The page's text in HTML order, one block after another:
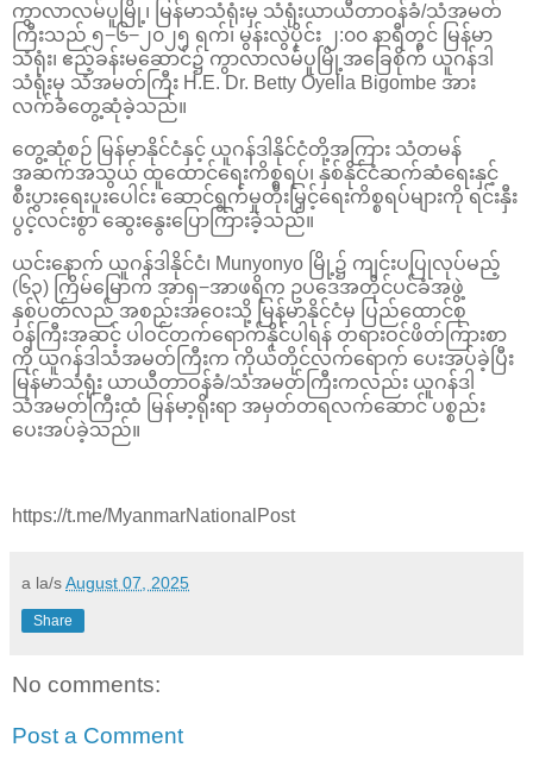
ကွာလာလမ်ပူမြို့၊ မြန်မာသံရုံးမှ သံရုံးယာယီတာဝန်ခံ/သံအမတ်
ကြီးသည် ၅−၆−၂၀၂၅ ရက်၊ မွန်းလွဲပိုင်း ၂:၀၀ နာရီတွင် မြန်မာ
သံရုံး၊ ဧည့်ခန်းမဆောင်၌ ကွာလာလမ်ပူမြို့အခြေစိုက် ယူဂန်ဒါ
သံရုံးမှ သံအမတ်ကြီး H.E. Dr. Betty Oyella Bigombe အား
လက်ခံတွေ့ဆုံခဲ့သည်။
တွေ့ဆုံစဉ် မြန်မာနိုင်ငံနှင့် ယူဂန်ဒါနိုင်ငံတို့အကြား သံတမန်
အဆက်အသွယ် ထူထောင်ရေးကိစ္စရပ်၊ နှစ်နိုင်ငံဆက်ဆံရေးနှင့်
စီးပွားရေးပူးပေါင်း ဆောင်ရွက်မှုတိုးမြှင့်ရေးကိစ္စရပ်များကို ရင်းနှီး
ပွင့်လင်းစွာ ဆွေးနွေးပြောကြားခဲ့သည်။
ယင်းနောက် ယူဂန်ဒါနိုင်ငံ၊ Munyonyo မြို့၌ ကျင်းပပြုလုပ်မည့်
(၆၃) ကြိမ်မြောက် အာရှ−အာဖရိက ဥပဒေအတိုင်ပင်ခံအဖွဲ့
နှစ်ပတ်လည် အစည်းအဝေးသို့ မြန်မာနိုင်ငံမှ ပြည်ထောင်စု
ဝန်ကြီးအဆင့် ပါဝင်တက်ရောက်နိုင်ပါရန် တရားဝင်ဖိတ်ကြားစာ
ကို ယူဂန်ဒါသံအမတ်ကြီးက ကိုယ်တိုင်လက်ရောက် ပေးအပ်ခဲ့ပြီး
မြန်မာသံရုံး ယာယီတာဝန်ခံ/သံအမတ်ကြီးကလည်း ယူဂန်ဒါ
သံအမတ်ကြီးထံ မြန်မာ့ရိုးရာ အမှတ်တရလက်ဆောင် ပစ္စည်း
ပေးအပ်ခဲ့သည်။
https://t.me/MyanmarNationalPost
a la/sAugust 07, 2025
Share
No comments:
Post a Comment